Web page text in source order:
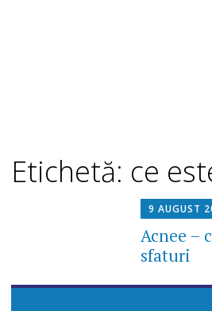
Etichetă: ce
9 AUGUST
Acnee –
sfaturi